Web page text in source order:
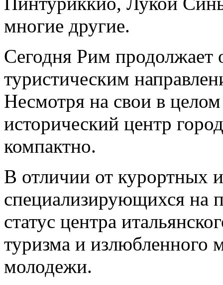
многие другие.
Сегодня Рим продолжает
туристическим
Несмотря на свои в
исторический центр
компактно.
В отличии от курортных
специализирующихся на
статус центра
туризма и излюбленного
молодежи.